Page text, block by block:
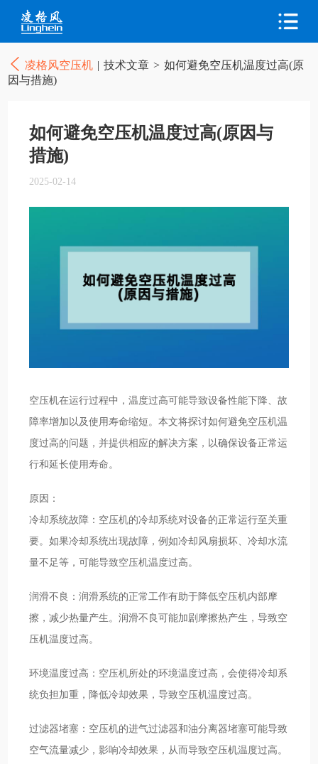
凌格风空压机 | 技术文章 > 如何避免空压机温度过高(原
因与措施)
如何避免空压机温度过高(原因与
措施)
2025-02-14
空压机在运行过程中，温度过高可能导致设备性能下降、故
障率增加以及使用寿命缩短。本文将探讨如何避免空压机温
度过高的问题，并提供相应的解决方案，以确保设备正常运
行和延长使用寿命。
原因：
冷却系统故障：空压机的冷却系统对设备的正常运行至关重
要。如果冷却系统出现故障，例如冷却风扇损坏、冷却水流
量不足等，可能导致空压机温度过高。
润滑不良：润滑系统的正常工作有助于降低空压机内部摩
擦，减少热量产生。润滑不良可能加剧摩擦热产生，导致空
压机温度过高。
环境温度过高：空压机所处的环境温度过高，会使得冷却系
统负担加重，降低冷却效果，导致空压机温度过高。
过滤器堵塞：空压机的进气过滤器和油分离器堵塞可能导致
空气流量减少，影响冷却效果，从而导致空压机温度过高。